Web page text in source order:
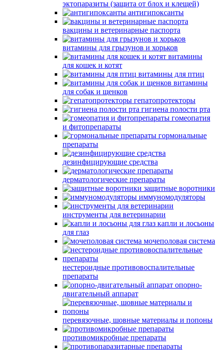
эктопаразиты (защита от блох и клещей)
антигипоксанты
вакцины и ветеринарные паспорта
витамины для грызунов и хорьков
витамины
для кошек и котят
витамины для птиц
витамины
для собак и щенков
гепатопротекторы
гигиена полости рта
гомеопатия
и фитопрепараты
гормональные
препараты
дезинфицирующие средства
дерматологические препараты
защитные воротники
иммуномодуляторы
инструменты для ветеринарии
капли и лосьоны
для глаз
мочеполовая система
нестероидные противовоспалительные
препараты
опорно-
двигательный аппарат
перевязочные, шовные материалы и попоны
противомикробные препараты